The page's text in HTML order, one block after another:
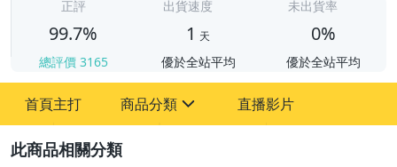
正評
99.7%
總評價 3165
出貨速度
1 天
優於全站平均
未出貨率
0%
優於全站平均
首頁主打 商品分類
圖書/影音/文具
直播影片